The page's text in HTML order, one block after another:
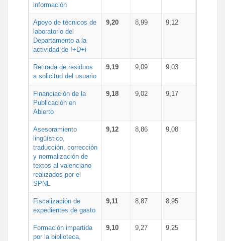
información
Apoyo de técnicos de
laboratorio del
Departamento a la
actividad de I+D+i
9,20 8,99 9,12
Retirada de residuos
a solicitud del usuario
9,19 9,09 9,03
Financiación de la
Publicación en
Abierto
9,18 9,02 9,17
Asesoramiento
lingüístico,
traducción, corrección
y normalización de
textos al valenciano
realizados por el
SPNL
9,12 8,86 9,08
Fiscalización de
expedientes de gasto
9,11 8,87 8,95
Formación impartida
por la biblioteca,
9,10 9,27 9,25